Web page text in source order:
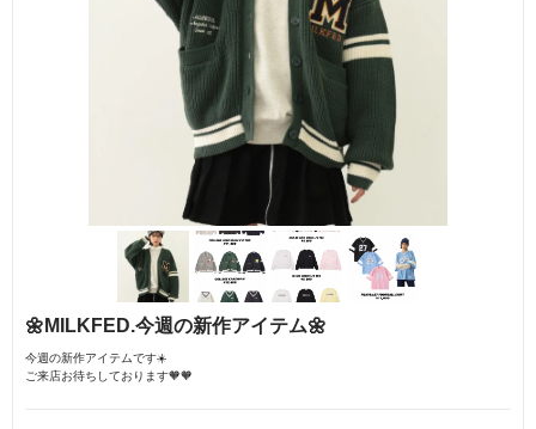
🌼MILKFED.今週の新作アイテム🌼
今週の新作アイテムです☀️
ご来店お待ちしております🧡🧡